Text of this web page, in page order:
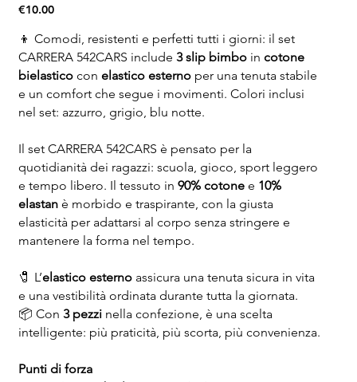
Price
€10.00
👦 Comodi, resistenti e perfetti tutti i giorni: il set
CARRERA 542CARS include 3 slip bimboin cotone
bielasticocon elastico esternoper una tenuta stabile
e un comfort che segue i movimenti. Colori inclusi
nel set: azzurro, grigio, blu notte.
Il set CARRERA 542CARS è pensato per la
quotidianità dei ragazzi: scuola, gioco, sport leggero
e tempo libero. Il tessuto in 90% cotonee 10%
elastanè morbido e traspirante, con la giusta
elasticità per adattarsi al corpo senza stringere e
mantenere la forma nel tempo.
🧷 L’elastico esternoassicura una tenuta sicura in vita
e una vestibilità ordinata durante tutta la giornata.
📦 Con 3 pezzinella confezione, è una scelta
intelligente: più praticità, più scorta, più convenienza.
Punti di forza